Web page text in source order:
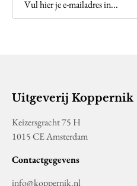
Uitgeverij Koppernik
Keizersgracht 75 H
1015 CE Amsterdam
Contactgegevens
info@koppernik.nl